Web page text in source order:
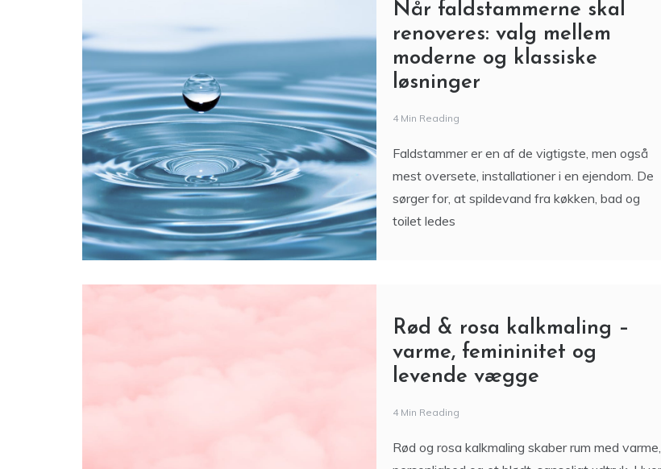
renoveres: valg mellem
moderne og klassiske
løsninger
mest oversete, installationer i en ejendom. De
sørger for, at spildevand fra køkken, bad og
toilet ledes
varme, femininitet og
levende vægge
personlighed og et blødt, sanseligt udtryk. Hvor